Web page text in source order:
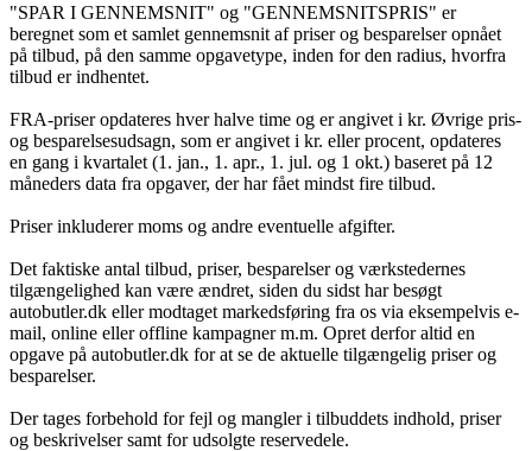
"SPAR I GENNEMSNIT" og "GENNEMSNITSPRIS" er
beregnet som et samlet gennemsnit af priser og besparelser opnået
på tilbud, på den samme opgavetype, inden for den radius, hvorfra
tilbud er indhentet.
FRA-priser opdateres hver halve time og er angivet i kr. Øvrige pris-
og besparelsesudsagn, som er angivet i kr. eller procent, opdateres
en gang i kvartalet (1. jan., 1. apr., 1. jul. og 1 okt.) baseret på 12
måneders data fra opgaver, der har fået mindst fire tilbud.
Priser inkluderer moms og andre eventuelle afgifter.
Det faktiske antal tilbud, priser, besparelser og værkstedernes
tilgængelighed kan være ændret, siden du sidst har besøgt
autobutler.dk eller modtaget markedsføring fra os via eksempelvis e-
mail, online eller offline kampagner m.m. Opret derfor altid en
opgave på autobutler.dk for at se de aktuelle tilgængelig priser og
besparelser.
Der tages forbehold for fejl og mangler i tilbuddets indhold, priser
og beskrivelser samt for udsolgte reservedele.